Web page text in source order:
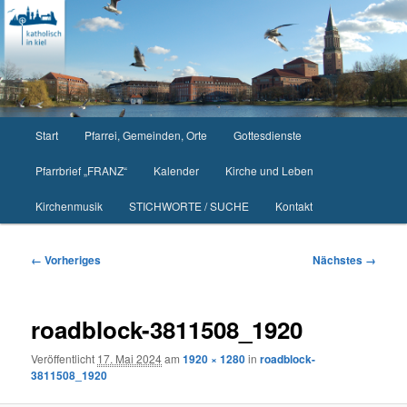
Zum
primären
Inhalt
springen
Start Pfarrei, Gemeinden, Orte Gottesdienste
Pfarrbrief „FRANZ“ Kalender Kirche und Leben
Kirchenmusik STICHWORTE / SUCHE Kontakt
Bilder-
← Vorheriges Nächstes →
roadblock-3811508_1920
Veröffentlicht 17. Mai 2024am1920 × 1280inroadblock-
3811508_1920